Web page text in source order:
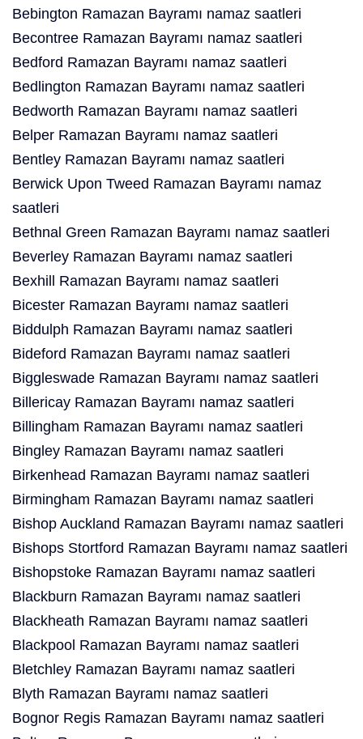
Bebington Ramazan Bayramı namaz saatleri
Becontree Ramazan Bayramı namaz saatleri
Bedford Ramazan Bayramı namaz saatleri
Bedlington Ramazan Bayramı namaz saatleri
Bedworth Ramazan Bayramı namaz saatleri
Belper Ramazan Bayramı namaz saatleri
Bentley Ramazan Bayramı namaz saatleri
Berwick Upon Tweed Ramazan Bayramı namaz
saatleri
Bethnal Green Ramazan Bayramı namaz saatleri
Beverley Ramazan Bayramı namaz saatleri
Bexhill Ramazan Bayramı namaz saatleri
Bicester Ramazan Bayramı namaz saatleri
Biddulph Ramazan Bayramı namaz saatleri
Bideford Ramazan Bayramı namaz saatleri
Biggleswade Ramazan Bayramı namaz saatleri
Billericay Ramazan Bayramı namaz saatleri
Billingham Ramazan Bayramı namaz saatleri
Bingley Ramazan Bayramı namaz saatleri
Birkenhead Ramazan Bayramı namaz saatleri
Birmingham Ramazan Bayramı namaz saatleri
Bishop Auckland Ramazan Bayramı namaz saatleri
Bishops Stortford Ramazan Bayramı namaz saatleri
Bishopstoke Ramazan Bayramı namaz saatleri
Blackburn Ramazan Bayramı namaz saatleri
Blackheath Ramazan Bayramı namaz saatleri
Blackpool Ramazan Bayramı namaz saatleri
Bletchley Ramazan Bayramı namaz saatleri
Blyth Ramazan Bayramı namaz saatleri
Bognor Regis Ramazan Bayramı namaz saatleri